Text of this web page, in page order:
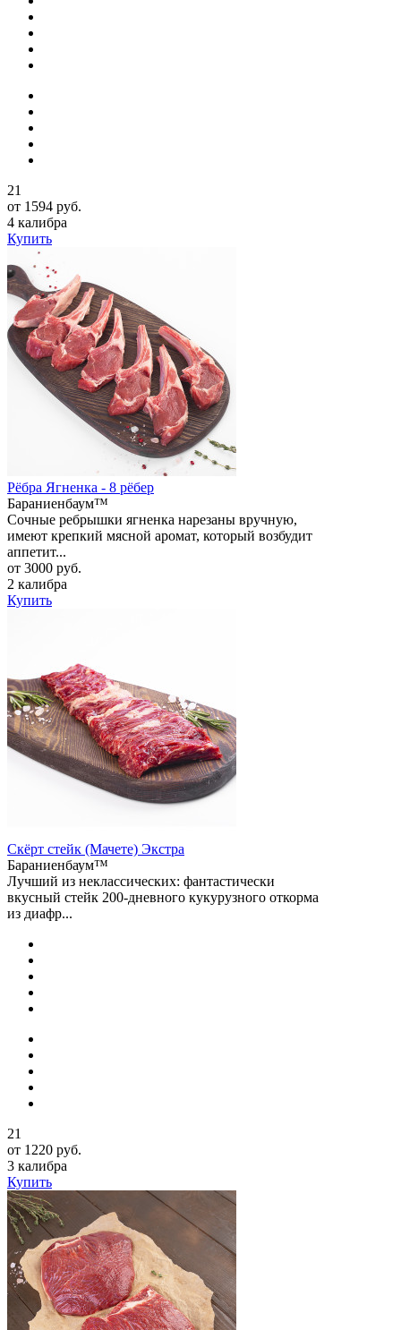
21
от 1594 руб.
4 калибра
Купить
Рёбра Ягненка - 8 рёбер
Бараниенбаум™
Сочные ребрышки ягненка нарезаны вручную,
имеют крепкий мясной аромат, который возбудит
аппетит...
от 3000 руб.
2 калибра
Купить
Скёрт стейк (Мачете) Экстра
Бараниенбаум™
Лучший из неклассических: фантастически
вкусный стейк 200-дневного кукурузного откорма
из диафр...
21
от 1220 руб.
3 калибра
Купить